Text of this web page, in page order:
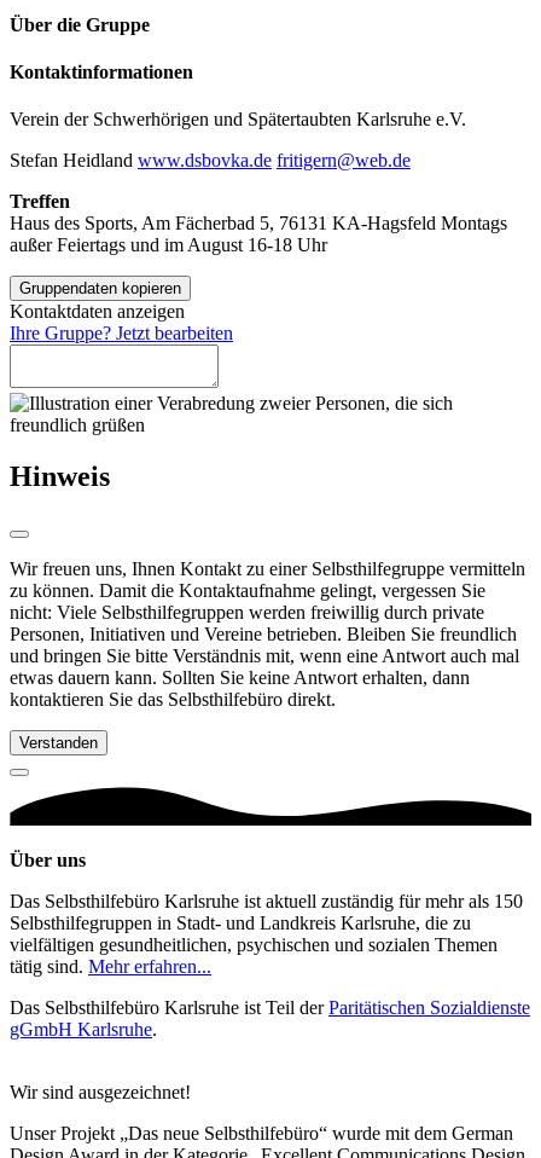
Über die Gruppe
Kontakt­informationen
Verein der Schwerhörigen und Spätertaubten Karlsruhe e.V.
Stefan Heidland www.dsbovka.de fritigern@web.de
Treffen
Haus des Sports, Am Fächerbad 5, 76131 KA-Hagsfeld Montags
außer Feiertags und im August 16-18 Uhr
Gruppendaten kopieren
Kontaktdaten anzeigen
Ihre Gruppe? Jetzt bearbeiten
Hinweis
Wir freuen uns, Ihnen Kontakt zu einer Selbsthilfegruppe vermitteln
zu können. Damit die Kontaktaufnahme gelingt, vergessen Sie
nicht: Viele Selbsthilfegruppen werden freiwillig durch private
Personen, Initiativen und Vereine betrieben. Bleiben Sie freundlich
und bringen Sie bitte Verständnis mit, wenn eine Antwort auch mal
etwas dauern kann. Sollten Sie keine Antwort erhalten, dann
kontaktieren Sie das Selbsthilfebüro direkt.
Verstanden
Über uns
Das Selbsthilfebüro Karlsruhe ist aktuell zuständig für mehr als 150
Selbsthilfegruppen in Stadt- und Landkreis Karlsruhe, die zu
vielfältigen gesundheitlichen, psychischen und sozialen Themen
tätig sind. Mehr erfahren...
Das Selbsthilfebüro Karlsruhe ist Teil derParitätischen Sozialdienste
gGmbH Karlsruhe.
Wir sind ausgezeichnet!
Unser Projekt „Das neue Selbsthilfebüro“ wurde mit dem German